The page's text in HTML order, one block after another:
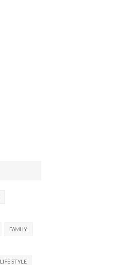
FAMILY
LIFE STYLE